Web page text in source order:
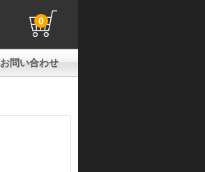
0
お問い合わせ